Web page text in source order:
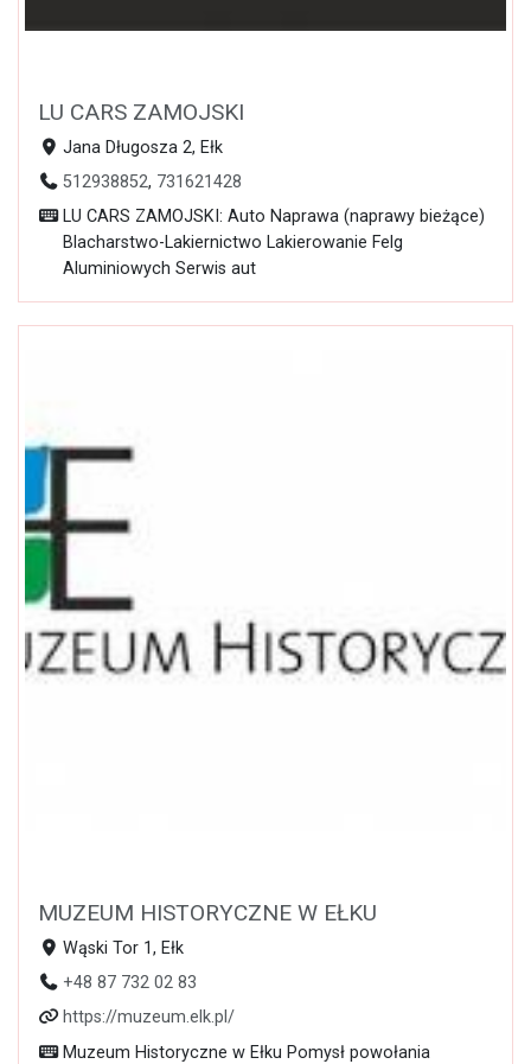
LU CARS ZAMOJSKI
Jana Długosza 2, Ełk
512938852, 731621428
LU CARS ZAMOJSKI: Auto Naprawa (naprawy bieżące)
Blacharstwo-Lakiernictwo Lakierowanie Felg
Aluminiowych Serwis aut
MUZEUM HISTORYCZNE W EŁKU
Wąski Tor 1, Ełk
+48 87 732 02 83
https://muzeum.elk.pl/
Muzeum Historyczne w Ełku Pomysł powołania